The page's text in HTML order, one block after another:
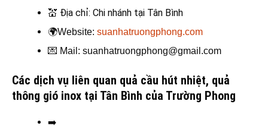
💒 Địa chỉ: Chi nhánh tại Tân Bình
🌍Website: suanhatruongphong.com
💌 Mail: suanhatruongphong@gmail.com
Các dịch vụ liên quan quả cầu hút nhiệt, quả
thông gió inox tại Tân Bình của Trường Phong
➡️